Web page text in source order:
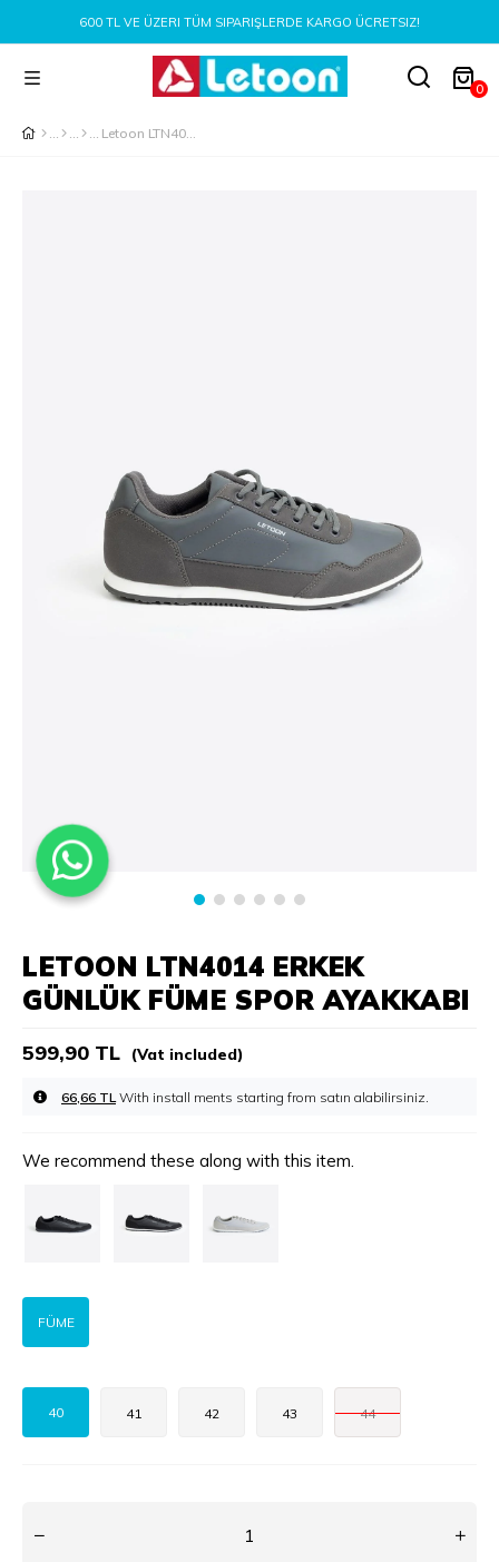
VE ÜZERI TÜM SIPARIŞLERDE KARGO ÜCRETSIZ!
0
Letoon LTN4014 Erkek Günlük Füme Spor Ayakkabı
LETOON LTN4014 ERKEK
GÜNLÜK FÜME SPOR AYAKKABI
599,90 TL (Vat included)
66,66 TL With install ments starting from
We recommend these along with this item.
FÜME
40 41 42 43 44